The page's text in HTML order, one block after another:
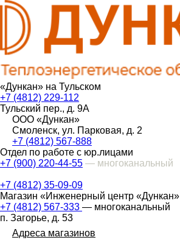
«Дункан» на Тульском
+7 (4812) 229-112
Тульский пер., д. 9А
ООО «Дункан»
Смоленск, ул. Парковая, д. 2
+7 (4812) 567-888
Отдел по работе с юр.лицами
+7 (900) 220-44-55 — многоканальный
+7 (4812) 35-09-09
Магазин «Инженерный центр «Дункан»
+7 (4812) 567-333 — многоканальный
п. Загорье, д. 53
Адреса магазинов